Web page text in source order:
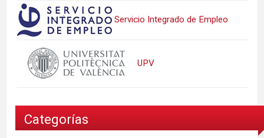
Servicio Integrado de Empleo
UPV
Categorías